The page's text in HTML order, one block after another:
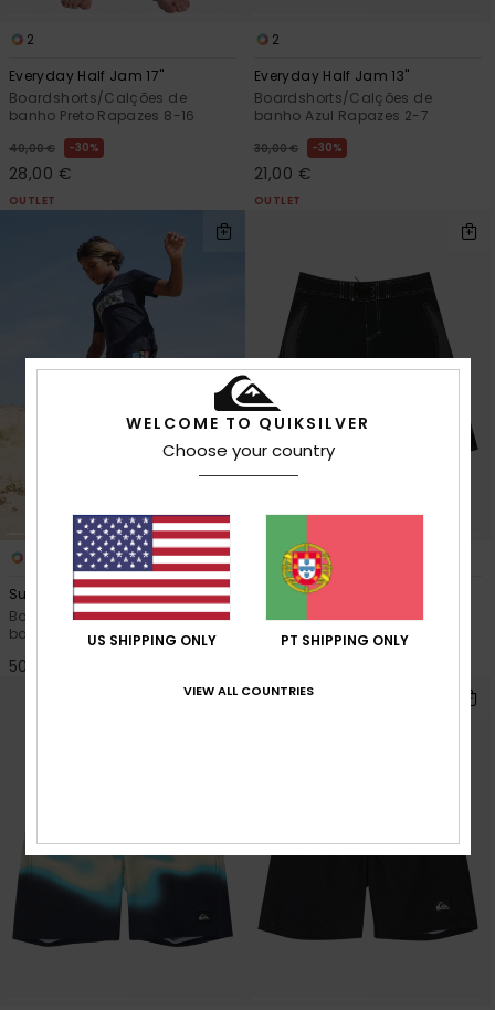
2
Everyday Half Jam 17"
Boardshorts/Calções de
banho Preto Rapazes 8-16
40,00 € 30%
28,00 €
OUTLET
2
Everyday Half Jam 13"
Boardshorts/Calções de
banho Azul Rapazes 2-7
30,00 € 30%
21,00 €
OUTLET
Surfsilk Next Gen 17"
Boardshorts/Calções de
banho Azul Rapazes 8-16
50,00 €
Mercury Trident 19"
Boardshorts/Calções de
banho Preto Rapazes 8-16
WELCOME TO QUIKSILVER
Choose your country
US SHIPPING ONLY PT SHIPPING ONLY
VIEW ALL COUNTRIES